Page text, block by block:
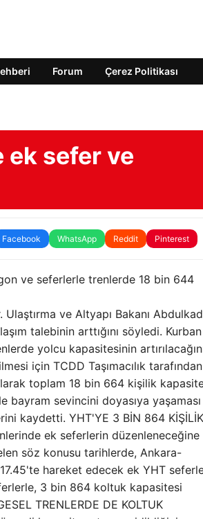
Forum Çerez Politikası
ek sefer ve
Facebook WhatsApp Reddit Pinterest
ve seferlerle trenlerde 18 bin 644
Ulaştırma ve Altyapı Bakanı
talebinin arttığını söyledi. Kurban
yolcu kapasitesinin
için TCDD Taşımacılık tarafından
toplam 18 bin 664 kişilik
bayram sevincini doyasıya yaşaması
kaydetti. YHT'YE 3 BİN 864 KİŞİLİK
ek seferlerin düzenleneceğine
söz konusu tarihlerde, Ankara-
hareket edecek ek YHT
3 bin 864 koltuk kapasitesi
TRENLERDE DE KOLTUK